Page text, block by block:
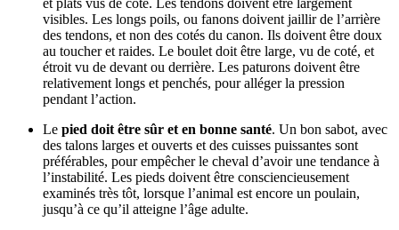
visibles. Les longs poils, ou fanons doivent jaillir de l’arrière
des tendons, et non des cotés du canon. Ils doivent être doux
au toucher et raides. Le boulet doit être large, vu de coté, et
étroit vu de devant ou derrière. Les paturons doivent être
relativement longs et penchés, pour alléger la pression
pendant l’action.
Le pied doit être sûr et en bonne santé. Un bon sabot, avec
des talons larges et ouverts et des cuisses puissantes sont
préférables, pour empêcher le cheval d’avoir une tendance à
l’instabilité. Les pieds doivent être consciencieusement
examinés très tôt, lorsque l’animal est encore un poulain,
jusqu’à ce qu’il atteigne l’âge adulte.